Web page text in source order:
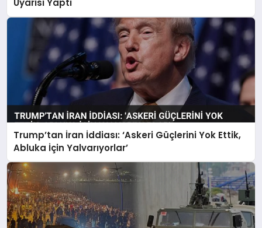
Uyarısı Yaptı
Trump’tan İran İddiası: ‘Askeri Güçlerini Yok Ettik,
Abluka İçin Yalvarıyorlar’